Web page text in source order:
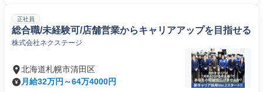
正社員
総合職/未経験可/店舗営業からキャリアアップを目指せる
株式会社ネクステージ
北海道札幌市清田区
月給32万円～64万4000円